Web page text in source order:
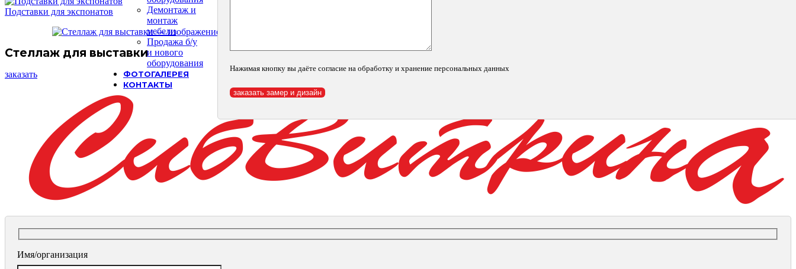
Демонтаж и
монтаж
мебели
Продажа б/у
и нового
оборудования
ФОТОГАЛЕРЕЯ
КОНТАКТЫ
Нажимая кнопку вы даёте согласие на обработку и хранение персональных данных
Подставки для экспонатов
Стеллаж для выставки
заказать
Имя/организация